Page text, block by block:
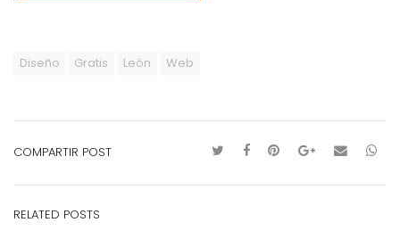
Diseño Gratis León Web
COMPARTIR POST
RELATED POSTS